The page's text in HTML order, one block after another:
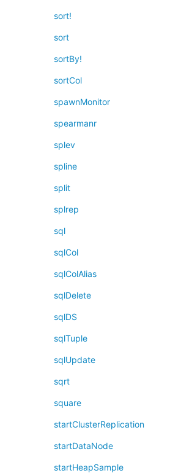
sort!
sort
sortBy!
sortCol
spawnMonitor
spearmanr
splev
spline
split
splrep
sql
sqlCol
sqlColAlias
sqlDelete
sqlDS
sqlTuple
sqlUpdate
sqrt
square
startClusterReplication
startDataNode
startHeapSample